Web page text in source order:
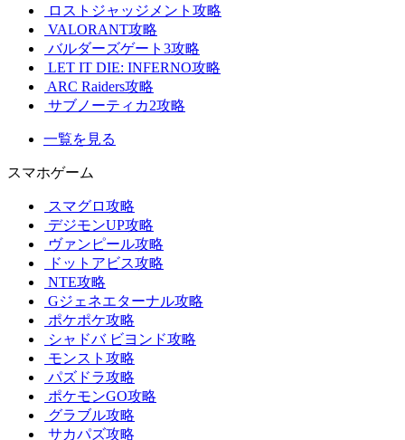
ロストジャッジメント攻略
VALORANT攻略
バルダーズゲート3攻略
LET IT DIE: INFERNO攻略
ARC Raiders攻略
サブノーティカ2攻略
一覧を見る
スマホゲーム
スマグロ攻略
デジモンUP攻略
ヴァンピール攻略
ドットアビス攻略
NTE攻略
Gジェネエターナル攻略
ポケポケ攻略
シャドバ ビヨンド攻略
モンスト攻略
パズドラ攻略
ポケモンGO攻略
グラブル攻略
サカパズ攻略